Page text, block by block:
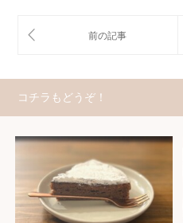
コチラもどうぞ！